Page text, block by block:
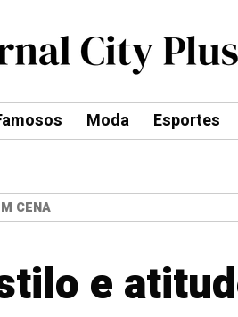
Moda Esportes
CENA
e